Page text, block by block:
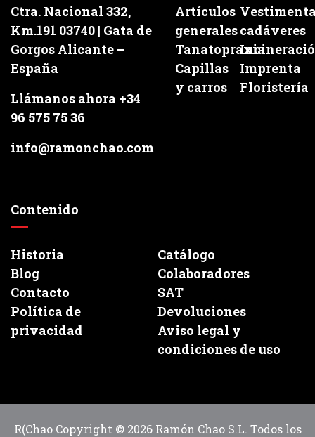
Ctra. Nacional 332,
Km.191 03740 | Gata de
Gorgos Alicante –
España
Llámanos ahora +34
96 575 75 36
info@ramonchao.com
Artículos
generalescadáveres
Tanatopraxia
Capillas
y carros
Imprenta
Floristería
Contenido
Historia
Catálogo
Blog
Colaboradores
Contacto
SAT
Política de
privacidad
Devoluciones
Aviso legal y
condiciones de uso
R(Chao Copyright © 2026 Ramón Chao S.L. Todos los